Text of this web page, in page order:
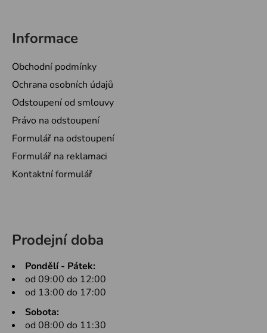
Informace
Obchodní podmínky
Ochrana osobních údajů
Odstoupení od smlouvy
Právo na odstoupení
Formulář na odstoupení
Formulář na reklamaci
Kontaktní formulář
Prodejní doba
Pondělí - Pátek:
od 09:00 do 12:00
od 13:00 do 17:00
Sobota:
od 08:00 do 11:30